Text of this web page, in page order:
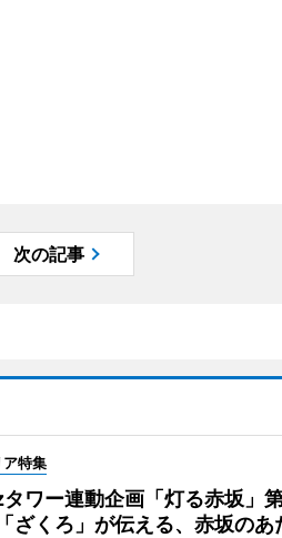
次の記事
ア特集
ワー連動企画「灯る赤坂」
ざくろ」が伝える、赤坂のあ